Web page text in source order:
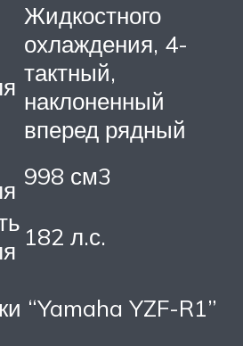
Жидкостного
охлаждения, 4-
тактный,
наклоненный
вперед рядный
998 см3
182 л.с.
“Yamaha YZF-R1”